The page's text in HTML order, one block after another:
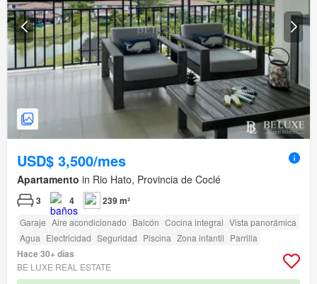
USD$ 3,500/mes
Apartamento in Rio Hato, Provincia de Coclé
3 4 239 m²
Garaje Aire acondicionado Balcón Cocina integral Vista panorámica
Agua Electricidad Seguridad Piscina Zona infantil Parrilla
Hace 30+ días
BE LUXE REAL ESTATE